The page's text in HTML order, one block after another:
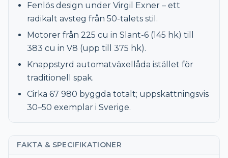
Fenlös design under Virgil Exner – ett
radikalt avsteg från 50-talets stil.
Motorer från 225 cu in Slant-6 (145 hk) till
383 cu in V8 (upp till 375 hk).
Knappstyrd automatväxellåda istället för
traditionell spak.
Cirka 67 980 byggda totalt; uppskattningsvis
30–50 exemplar i Sverige.
FAKTA & SPECIFIKATIONER